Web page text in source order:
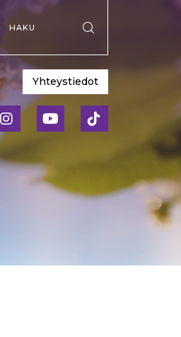
Hae sivustolta
Yhteystiedot